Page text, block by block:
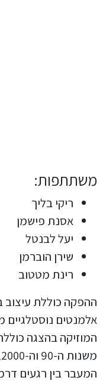
משתתפות:
ריקי בליך
אסנת פישמן
יעל לבנטל
שירן הוברמן
רינת מטטוב
ההפקה כוללת
אלמנטים נוסטלגיים
המוזיקה בהצגה
המעבר בין רגעים